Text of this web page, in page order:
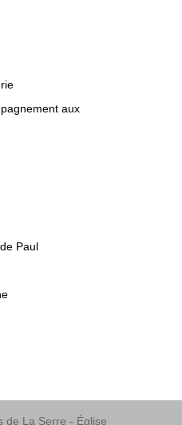
aux
Paul
de La Serre - Église